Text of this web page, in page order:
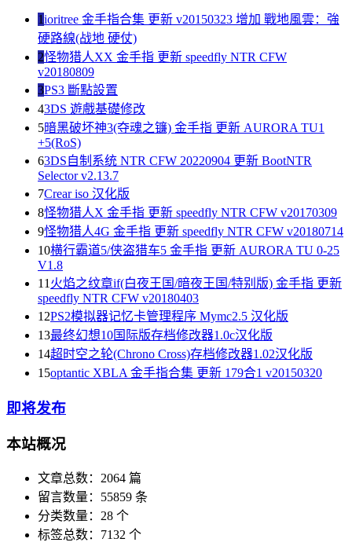
1ioritree 金手指合集 更新 v20150323 增加 戰地風雲：強
硬路線(战地 硬仗)
2怪物猎人XX 金手指 更新 speedfly NTR CFW
v20180809
3PS3 斷點設置
43DS 遊戲基礎修改
5暗黑破坏神3(夺魂之镰) 金手指 更新 AURORA TU1
+5(RoS)
63DS自制系统 NTR CFW 20220904 更新 BootNTR
Selector v2.13.7
7Crear iso 汉化版
8怪物猎人X 金手指 更新 speedfly NTR CFW v20170309
9怪物猎人4G 金手指 更新 speedfly NTR CFW v20180714
10横行霸道5/侠盗猎车5 金手指 更新 AURORA TU 0-25
V1.8
11 火焰之纹章if(白夜王国/暗夜王国/特别版) 金手指 更新
speedfly NTR CFW v20180403
12PS2模拟器记忆卡管理程序 Mymc2.5 汉化版
13最终幻想10国际版存档修改器1.0c汉化版
14超时空之轮(Chrono Cross)存档修改器1.02汉化版
15optantic XBLA 金手指合集 更新 179合1 v20150320
即将发布
本站概况
文章总数：2064 篇
留言数量：55859 条
分类数量：28 个
标签总数：7132 个